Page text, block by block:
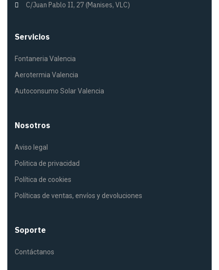
C/Juan Pablo II, 27 (Manises, VLC)
Servicios
Fontaneria Valencia
Aerotermia Valencia
Autoconsumo Solar Valencia
Nosotros
Aviso legal
Politica de privacidad
Política de cookies
Políticas de ventas, envíos y devoluciones
Soporte
Contáctanos